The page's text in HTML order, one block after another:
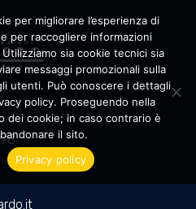
per migliorare l’esperienza di
per raccogliere informazioni
sia cookie tecnici sia
messaggi promozionali sulla
utenti. Può conoscere i dettagli
policy. Proseguendo nella
dei cookie; in caso contrario è
il sito.
Privacy policy